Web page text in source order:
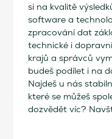
si na kvalitě
software a
zpracování dat
technické i
krajů a správců
budeš podílet i na
Najdeš u nás
které se můžeš
dozvědět víc?